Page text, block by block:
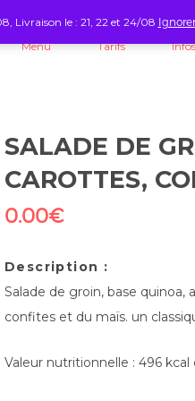
Menu Tarifs
SALADE DE
CAROTTES,
0.00€
Description :
Salade de groin, base
confites et du maïs. un
Valeur nutritionnelle : 496 kcal
Livraison le : 21, 22 et 24/08 Ignorer